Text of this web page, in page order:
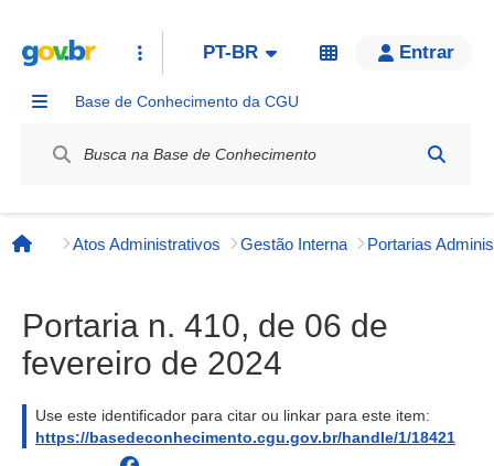
PT-BR Entrar
Base de Conhecimento da CGU
Página inicial
Atos Administrativos Gestão Interna
Portaria n. 410, de 06 de
fevereiro de 2024
Use este identificador para citar ou linkar para este item:
https://basedeconhecimento.cgu.gov.br/handle/1/18421